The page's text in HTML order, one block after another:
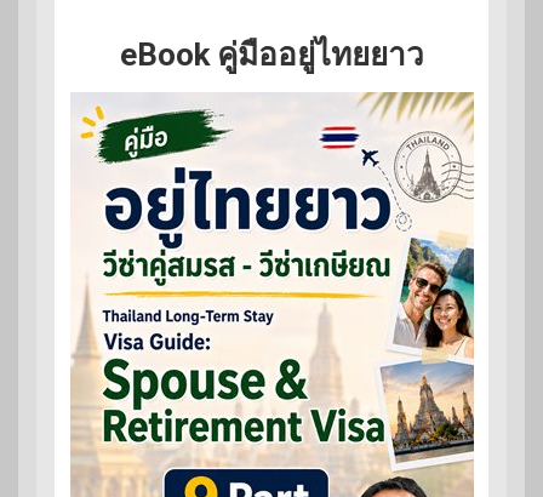
eBook คู่มืออยู่ไทยยาว